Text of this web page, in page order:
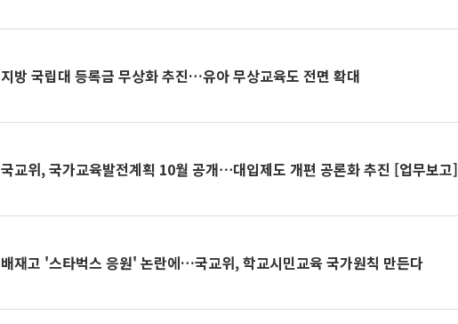
지방 국립대 등록금 무상화 추진…유아 무상교육도 전면 확대
국교위, 국가교육발전계획 10월 공개⋯대입제도 개편 공론화 추진 [업무보고]
배재고 '스타벅스 응원' 논란에…국교위, 학교시민교육 국가원칙 만든다